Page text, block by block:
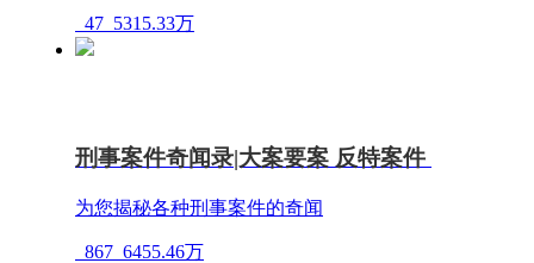
47 5315.33万
刑事案件奇闻录|大案要案 反特案件
为您揭秘各种刑事案件的奇闻
867 6455.46万